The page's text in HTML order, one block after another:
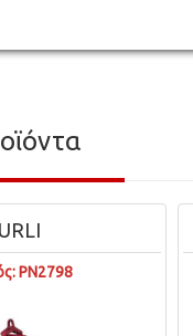
PN2798